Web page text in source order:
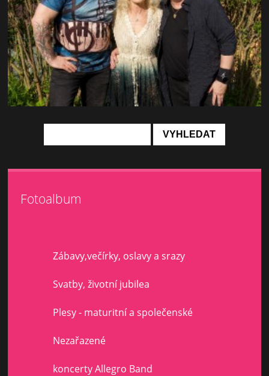
Fotoalbum
Zábavy,večírky, oslavy a srazy
Svatby, životní jubilea
Plesy - maturitní a společenské
Nezařazené
koncerty Allegro Band